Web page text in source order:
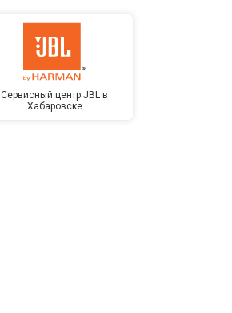
Сервисный центр JBL в
Хабаровске